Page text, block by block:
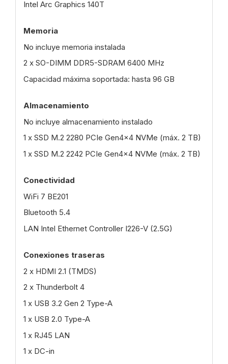
Intel Arc Graphics 140T
Memoria
No incluye memoria instalada
2 x SO-DIMM DDR5-SDRAM 6400 MHz
Capacidad máxima soportada: hasta 96 GB
Almacenamiento
No incluye almacenamiento instalado
1 x SSD M.2 2280 PCIe Gen4x4 NVMe (máx. 2 TB)
1 x SSD M.2 2242 PCIe Gen4x4 NVMe (máx. 2 TB)
Conectividad
WiFi 7 BE201
Bluetooth 5.4
LAN Intel Ethernet Controller I226-V (2.5G)
Conexiones traseras
2 x HDMI 2.1 (TMDS)
2 x Thunderbolt 4
1 x USB 3.2 Gen 2 Type-A
1 x USB 2.0 Type-A
1 x RJ45 LAN
1 x DC-in